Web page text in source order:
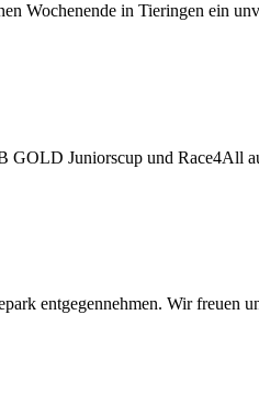
Wochenende in Tieringen ein
GOLD Juniorscup und Race4All
entgegennehmen. Wir freuen